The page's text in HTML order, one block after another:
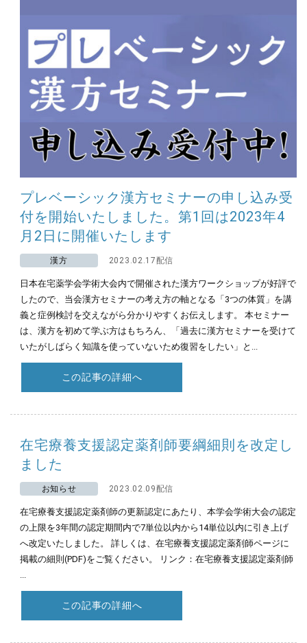
プレベーシック漢方セミナーの申し込み受
付を開始いたしました。第1回は2023年4
月2日に開催いたします
漢方 2023.02.17配信
日本在宅薬学会学術大会内で開催された漢方ワークショップが好評で
したので、当会漢方セミナーの考え方の軸となる「3つの体質」を講
義と症例検討を交えながら分かりやすくお伝えします。 本セミナー
は、漢方を初めて学ぶ方はもちろん、「過去に漢方セミナーを受けて
いたがしばらく知識を使っていないため復習をしたい」と...
この記事の詳細へ
在宅療養支援認定薬剤師要綱細則を改定し
ました
お知らせ 2023.02.09配信
在宅療養支援認定薬剤師の更新認定にあたり、本学会学術大会の認定
の上限を3年間の認定期間内で7単位以内から14単位以内に引き上げ
へ改定いたしました。 詳しくは、在宅療養支援認定薬剤師ページに
掲載の細則(PDF)をご覧ください。 リンク：在宅療養支援認定薬剤師
...
この記事の詳細へ